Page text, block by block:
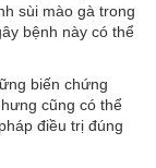
sùi mào gà trong
bệnh này có thể
biến chứng
cũng có thể
điều trị đúng